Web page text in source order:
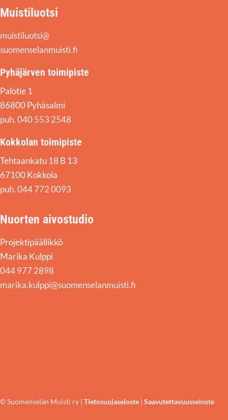
Muistiluotsi
muistiluotsi@
suomenselanmuisti.fi
Pyhäjärven toimipiste
Palotie 1
86800 Pyhäsalmi
puh. 040 553 2548
Kokkolan toimipiste
Tehtaankatu 18 B 13
67100 Kokkola
puh. 044 772 0093
Nuorten aivostudio
Projektipäällikkö
Marika Kulppi
044 977 2898
marika.kulppi@suomenselanmuisti.fi
© Suomenselän Muisti ry | Tietosuojaseloste | Saavutettavuusseloste